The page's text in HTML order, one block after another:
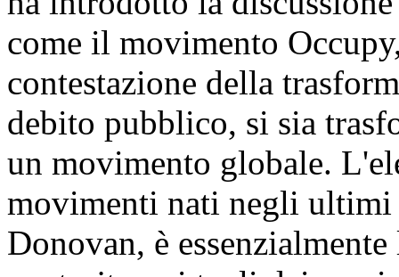
come il movimento
contestazione della
debito pubblico, si sia
un movimento globale.
movimenti nati negli ultimi
Donovan, è